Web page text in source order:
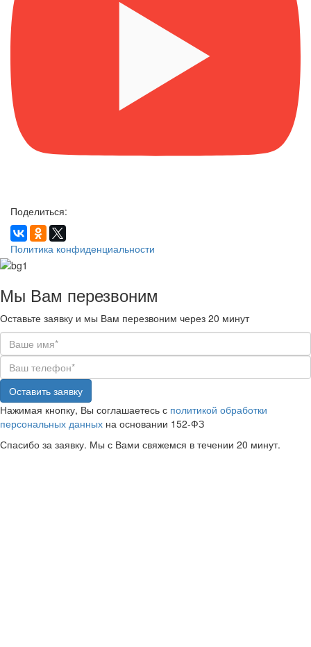
Поделиться:
Политика конфиденциальности
Мы Вам перезвоним
Оставьте заявку и мы Вам перезвоним через 20 минут
Оставить заявку
Нажимая кнопку, Вы соглашаетесь с политикой обработки
персональных данных на основании 152-ФЗ
Спасибо за заявку. Мы с Вами свяжемся в течении 20 минут.